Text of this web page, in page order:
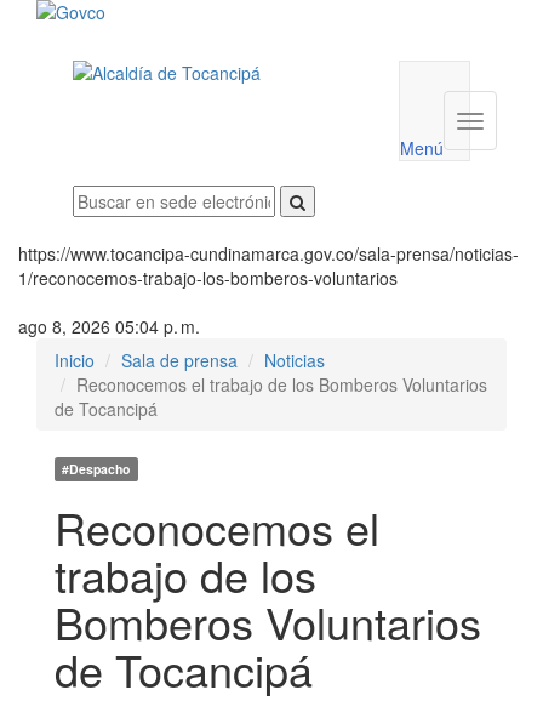
utilidades
Menú
Menú
https://www.tocancipa-cundinamarca.gov.co/sala-prensa/noticias-
1/reconocemos-trabajo-los-bomberos-voluntarios
ago 8, 2026 05:04 p. m.
Inicio
Sala de prensa
Noticias
Reconocemos el trabajo de los Bomberos Voluntarios
de Tocancipá
#Despacho
Reconocemos el
trabajo de los
Bomberos Voluntarios
de Tocancipá